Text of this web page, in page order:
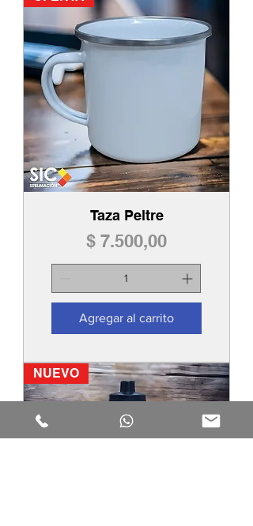
Taza Peltre
Precio
$ 7.500,00
Agregar al carrito
NUEVO